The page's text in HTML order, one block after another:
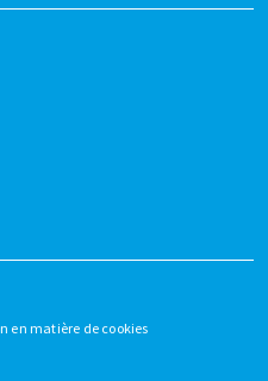
en matière de cookies